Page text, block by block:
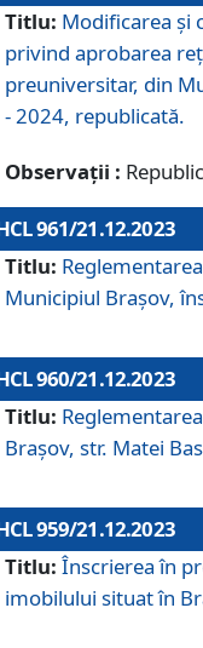
Titlu: Modificarea și
privind aprobarea
preuniversitar, din
- 2024, republicată.
Observații :
961/21.12.2023
Titlu:
Municipiul Brașov,
960/21.12.2023
Titlu:
Brașov, str. Matei
959/21.12.2023
Titlu: Înscrierea în
imobilului situat în